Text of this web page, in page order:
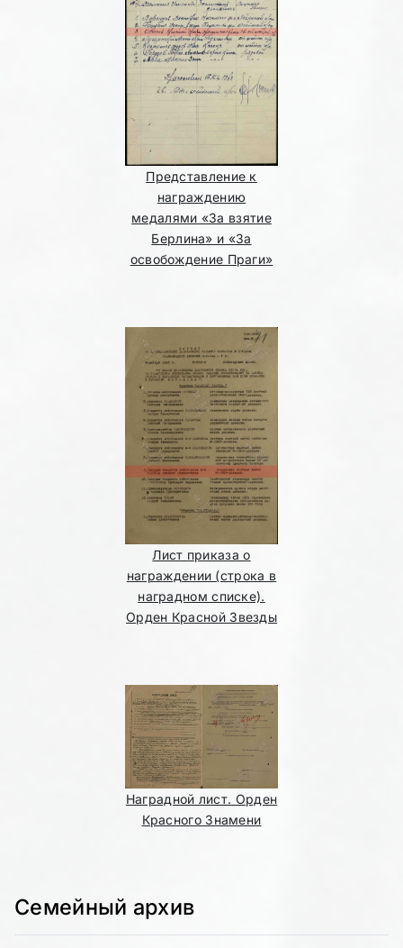
Представление к
награждению
медалями «За взятие
Берлина» и «За
освобождение Праги»
Лист приказа о
награждении (строка в
наградном списке).
Орден Красной Звезды
Наградной лист. Орден
Красного Знамени
Семейный архив